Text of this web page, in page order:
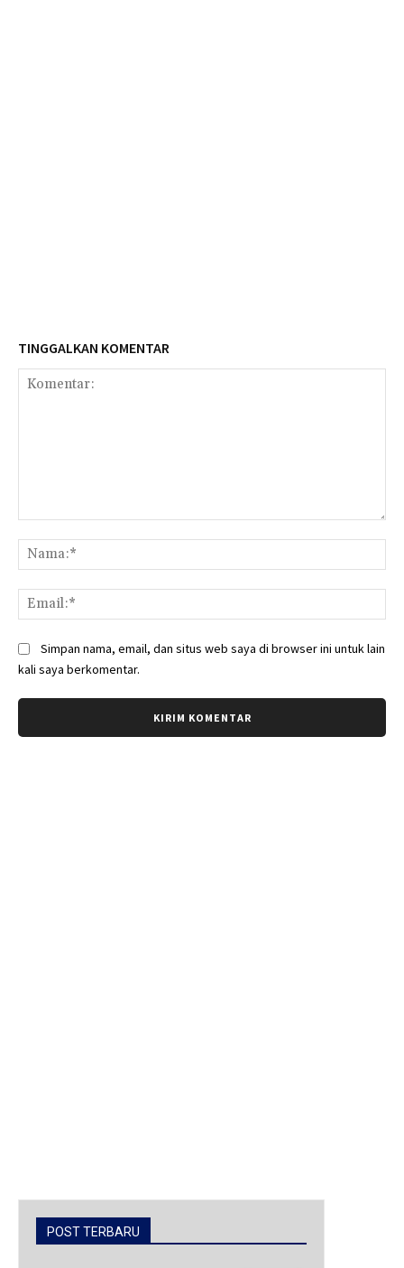
TINGGALKAN KOMENTAR
Simpan nama, email, dan situs web saya di browser ini untuk lain
kali saya berkomentar.
POST TERBARU